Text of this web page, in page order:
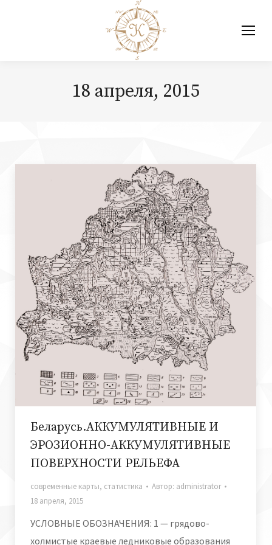
18 апреля, 2015
Беларусь.АККУМУЛЯТИВНЫЕ И
ЭРОЗИОННО-АККУМУЛЯТИВНЫЕ
ПОВЕРХНОСТИ РЕЛЬЕФА
современные карты, статистика Автор: administrator
18 апреля, 2015
УСЛОВНЫЕ ОБОЗНАЧЕНИЯ: 1 — грядово-
холмистые краевые ледниковые образования